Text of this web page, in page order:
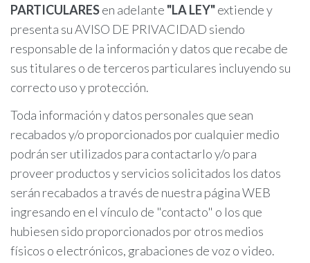
PARTICULARESen adelante "LA LEY"extiende y
presenta su AVISO DE PRIVACIDAD siendo
responsable de la información y datos que recabe de
sus titulares o de terceros particulares incluyendo su
correcto uso y protección.
Toda información y datos personales que sean
recabados y/o proporcionados por cualquier medio
podrán ser utilizados para contactarlo y/o para
proveer productos y servicios solicitados los datos
serán recabados a través de nuestra página WEB
ingresando en el vínculo de "contacto" o los que
hubiesen sido proporcionados por otros medios
físicos o electrónicos, grabaciones de voz o video.